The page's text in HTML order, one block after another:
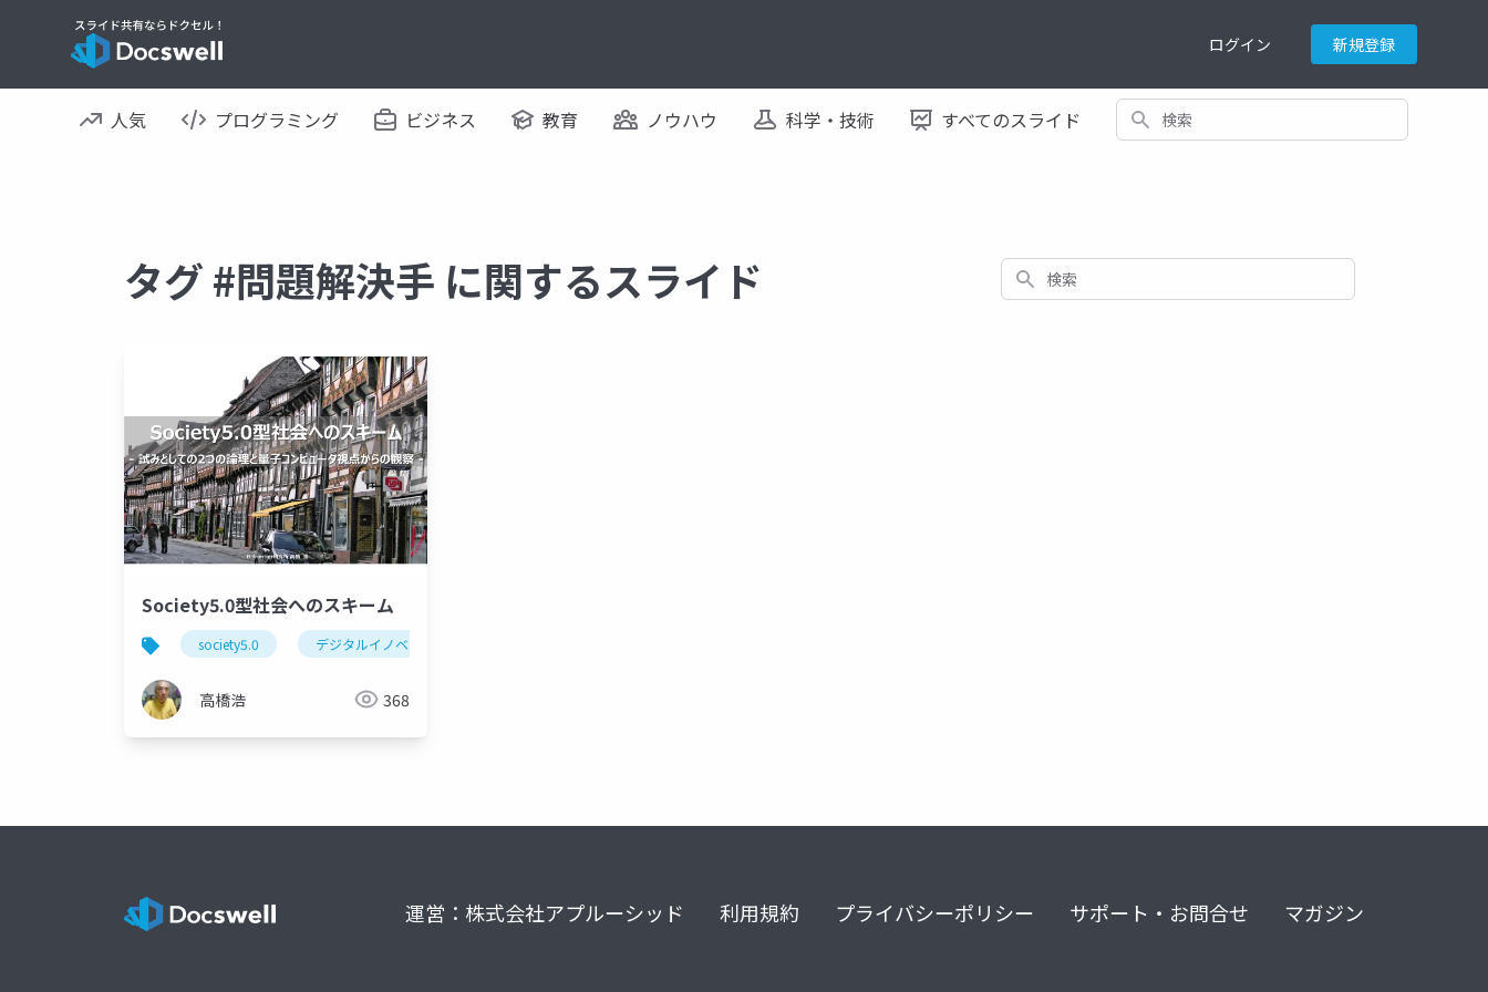
ログイン 新規登録
人気 プログラミング ビジネス 教育 ノウハウ 科学・技術 すべてのスライド 検索
タグ #問題解決手 に関するスライド 検索
Society5.0型社会へのスキーム
society5.0 デジタルイノベーション
高橋浩 368
運営：株式会社アプルーシッド 利用規約 プライバシーポリシー サポート・お問合せ マガジン